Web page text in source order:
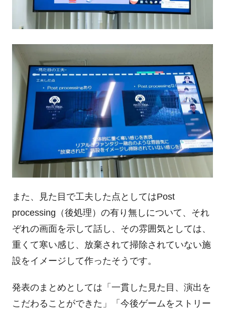
また、見た目で工夫した点としてはPost
processing （後処理）の有り無しについて、それ
ぞれの画面を示して話し、その雰囲気としては、
重くて寒い感じ、放棄されて掃除されていない施
設をイメージして作ったそうです。
発表のまとめとしては「一貫した見た目、演出を
こだわることができた」「今後ゲームをストリー